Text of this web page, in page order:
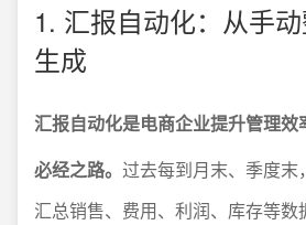
1. 汇报自动化：从手
生成
汇报自动化是电商企业提升管理
必经之路。 过去每到月末、季度末
汇总销售、费用、利润、库存等数